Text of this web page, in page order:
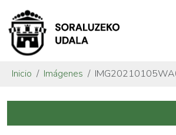
Inicio Imágenes